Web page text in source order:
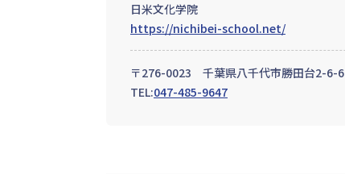
日米文化学院
https://nichibei-school.net/
〒276-0023 千葉県八千代市勝田台2-6-6
TEL:047-485-9647